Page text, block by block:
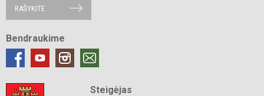
RAŠYKITE
Bendraukime
Steigėjas